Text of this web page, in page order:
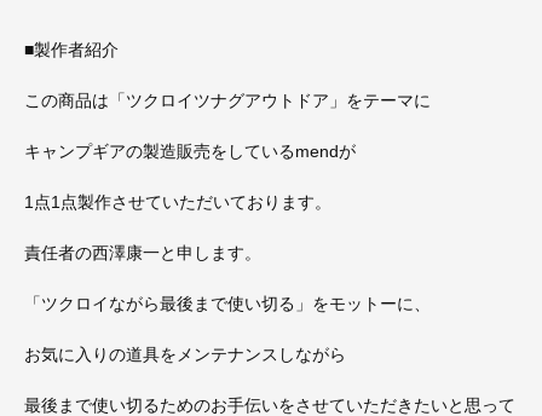
■製作者紹介
この商品は「ツクロイツナグアウトドア」をテーマに
キャンプギアの製造販売をしているmendが
1点1点製作させていただいております。
責任者の西澤康一と申します。
「ツクロイながら最後まで使い切る」をモットーに、
お気に入りの道具をメンテナンスしながら
最後まで使い切るためのお手伝いをさせていただきたいと思って